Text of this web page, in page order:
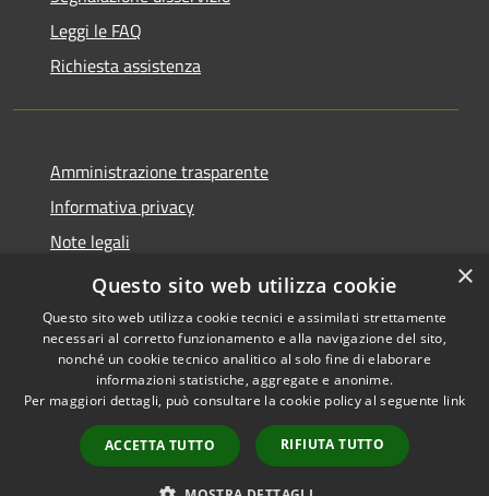
Leggi le FAQ
Richiesta assistenza
Amministrazione trasparente
Informativa privacy
Note legali
Dichiarazione di accessibilità
Accessibilità
Copyright © 2026 • Comune di
Castiglione della Pescaia •
Powered byMunicipium
Accesso redazione
×
Questo sito web utilizza cookie
Questo sito web utilizza cookie tecnici e assimilati strettamente
necessari al corretto funzionamento e alla navigazione del sito,
nonché un cookie tecnico analitico al solo fine di elaborare
informazioni statistiche, aggregate e anonime.
Per maggiori dettagli, può consultare la cookie policy al seguente link
ACCETTA TUTTO RIFIUTA TUTTO